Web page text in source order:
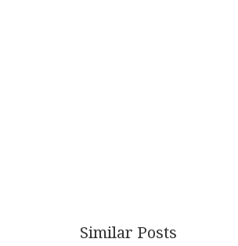
Similar Posts